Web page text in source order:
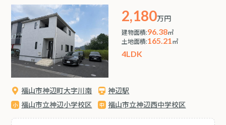
2,180万円
建物面積:96.38㎡
土地面積:165.21㎡
4LDK
福山市神辺町大字川南
神辺駅
福山市立神辺小学校区
福山市立神辺西中学校区